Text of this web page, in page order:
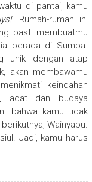
di pantai, kamu
. Rumah-rumah ini
pasti membuatmu
berada di Sumba.
unik dengan atap
akan membawamu
keindahan
adat dan budaya
bahwa kamu tidak
Wainyapu.
Jadi, kamu harus